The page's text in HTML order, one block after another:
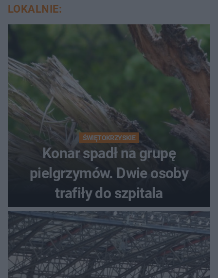
LOKALNIE:
ŚWIĘTOKRZYSKIE
Konar spadł na grupę
pielgrzymów. Dwie osoby
trafiły do szpitala